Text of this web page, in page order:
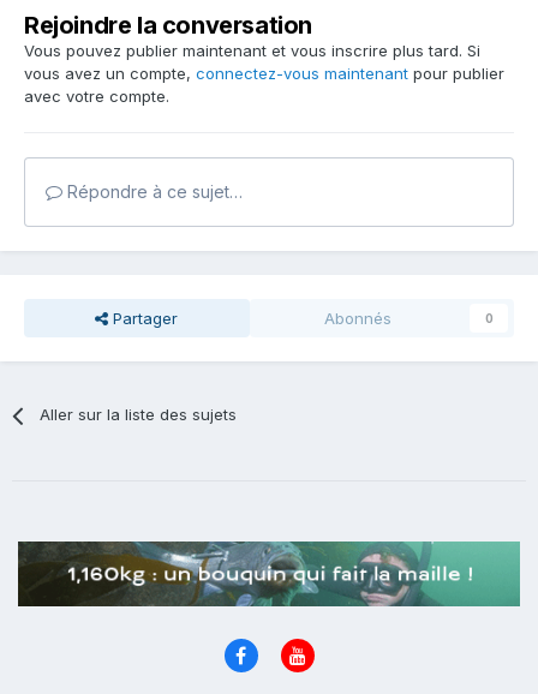
Rejoindre la conversation
Vous pouvez publier maintenant et vous inscrire plus tard. Si
vous avez un compte, connectez-vous maintenant pour publier
avec votre compte.
Répondre à ce sujet…
Partager Abonnés 0
Aller sur la liste des sujets